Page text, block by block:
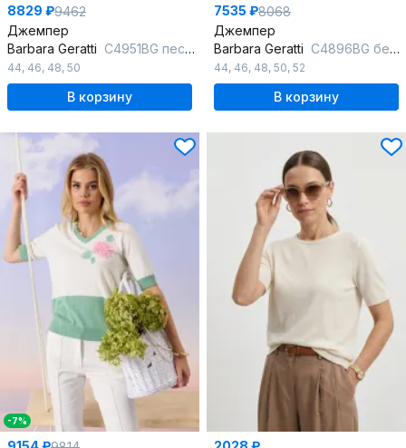
8829 ₽9462
Джемпер
Barbara Geratti С4951BG песок/лазурь
44, 46, 48, 50
В корзину
7535 ₽8068
Джемпер
Barbara Geratti С4896BG белый/бежевый
44, 46, 48, 50, 52
В корзину
-7%